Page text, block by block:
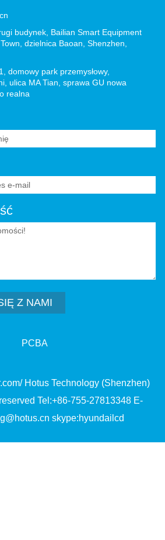
budynek, Bailian Smart Equipment
dzielnica Baoan, Shenzhen,
domowy park przemysłowy,
ulica MA Tian, ​​sprawa GU nowa
realna
Z NAMI
PCBA
Hotus Technology (Shenzhen)
Tel:+86-755-27813348 E-
skype:hyundailcd